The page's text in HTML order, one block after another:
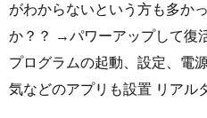
がわからないという方も多か
か？？ →パワーアップして復
プログラムの起動、設定、電
気などのアプリも設置 リアル